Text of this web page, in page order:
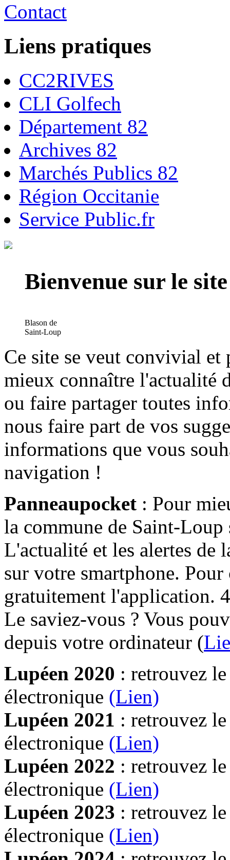
Contact
Liens pratiques
CC2RIVES
CLI Golfech
Département 82
Archives 82
Marchés Publics 82
Région Occitanie
Service Public.fr
Bienvenue sur le
Blason de
Saint-Loup
Ce site se veut convivial et
mieux connaître l'actualité
ou faire partager toutes
nous faire part de vos
informations que vous
navigation !
Panneaupocket : Pour
la commune de Saint-Loup
L'actualité et les alertes de
sur votre smartphone.
gratuitement l'application.
Le saviez-vous ? Vous
depuis votre ordinateur (
Lupéen 2020 : retrouvez
électronique (Lien)
Lupéen 2021 : retrouvez
électronique (Lien)
Lupéen 2022 : retrouvez
électronique (Lien)
Lupéen 2023 : retrouvez
électronique (Lien)